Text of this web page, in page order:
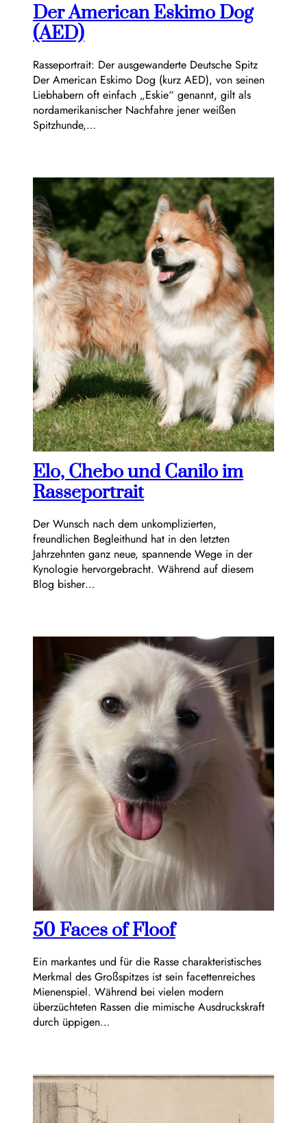
Der American Eskimo Dog
(AED)
Rasseportrait: Der ausgewanderte Deutsche Spitz
Der American Eskimo Dog (kurz AED), von seinen
Liebhabern oft einfach „Eskie“ genannt, gilt als
nordamerikanischer Nachfahre jener weißen
Spitzhunde,…
Elo, Chebo und Canilo im
Rasseportrait
Der Wunsch nach dem unkomplizierten,
freundlichen Begleithund hat in den letzten
Jahrzehnten ganz neue, spannende Wege in der
Kynologie hervorgebracht. Während auf diesem
Blog bisher…
50 Faces of Floof
Ein markantes und für die Rasse charakteristisches
Merkmal des Großspitzes ist sein facettenreiches
Mienenspiel. Während bei vielen modern
überzüchteten Rassen die mimische Ausdruckskraft
durch üppigen…